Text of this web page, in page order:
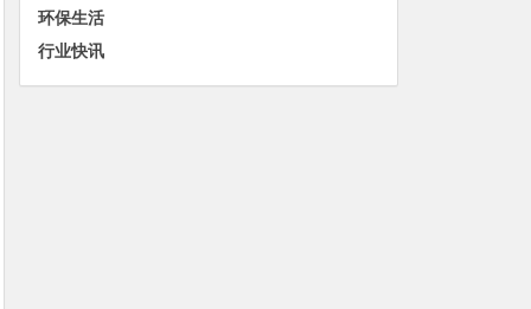
环保生活
行业快讯